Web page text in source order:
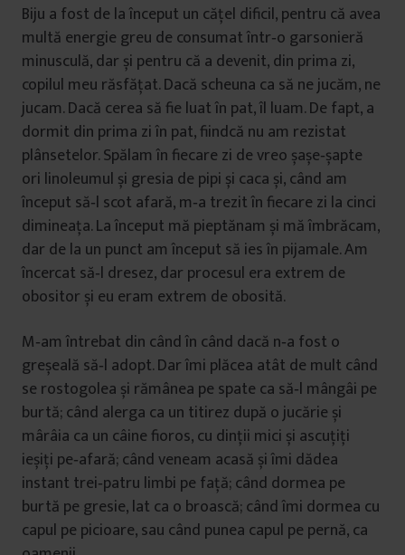
Biju a fost de la început un cățel dificil, pentru că avea
multă energie greu de consumat într‑o garsonieră
minusculă, dar și pentru că a devenit, din prima zi,
copilul meu răsfățat. Dacă scheuna ca să ne jucăm, ne
jucam. Dacă cerea să fie luat în pat, îl luam. De fapt, a
dormit din prima zi în pat, fiindcă nu am rezistat
plânsetelor. Spălam în fiecare zi de vreo șașe‑șapte
ori linoleumul și gresia de pipi și caca și, când am
început să‑l scot afară, m‑a trezit în fiecare zi la cinci
dimineața. La început mă pieptănam și mă îmbrăcam,
dar de la un punct am început să ies în pijamale. Am
încercat să‑l dresez, dar procesul era extrem de
obositor și eu eram extrem de obosită.
M‑am întrebat din când în când dacă n‑a fost o
greșeală să‑l adopt. Dar îmi plăcea atât de mult când
se rostogolea și rămânea pe spate ca să‑l mângâi pe
burtă; când alerga ca un titirez după o jucărie și
mârâia ca un câine fioros, cu dinții mici și ascuțiți
ieșiți pe‑afară; când veneam acasă și îmi dădea
instant trei‑patru limbi pe față; când dormea pe
burtă pe gresie, lat ca o broască; când îmi dormea cu
capul pe picioare, sau când punea capul pe pernă, ca